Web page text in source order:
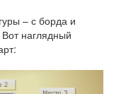
– с борда и
наглядный